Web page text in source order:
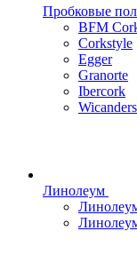
Пробковые
BFM
Corkstyle
Egger
Granorte
Ibercork
Wicanders
Линолеум